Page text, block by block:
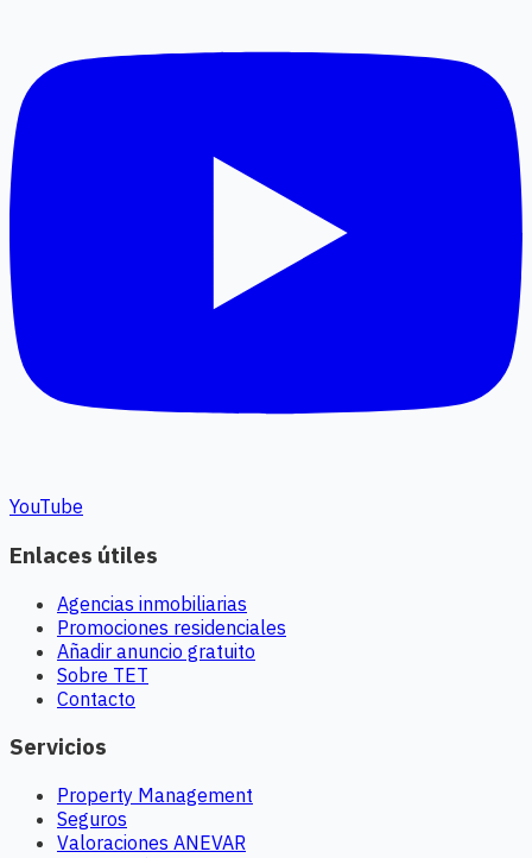
YouTube
Enlaces útiles
Agencias inmobiliarias
Promociones residenciales
Añadir anuncio gratuito
Sobre TET
Contacto
Servicios
Property Management
Seguros
Valoraciones ANEVAR